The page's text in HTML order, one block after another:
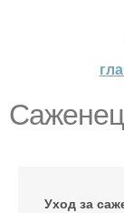
Уход за